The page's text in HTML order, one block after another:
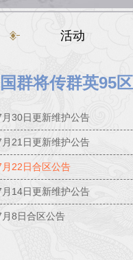
活动
群将传群英95
30日更新维护公告
21日更新维护公告
22日合区公告
14日更新维护公告
8日合区公告